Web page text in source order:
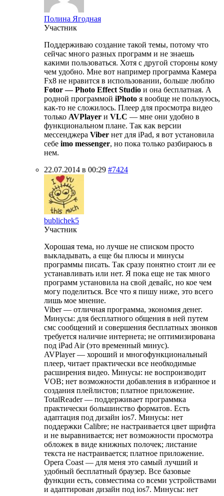
Полина Ягодная
Участник
Поддерживаю создание такой темы, потому что
сейчас много разных программ и не знаешь
какими пользоваться. Хотя с другой стороны кому
чем удобно. Мне вот например программа Камера
Fx8 не нравится в использовании, больше люблю
Fotor — Photo Effect Studio и она бесплатная. А
родной программой iPhoto я вообще не пользуюсь,
как-то не сложилось. Плеер для просмотра видео
только AVPlayer и VLC — мне они удобно в
функциональном плане. Так как версии
мессенджера Viber нет для iPad, я вот установила
себе imo messenger, но пока только разбираюсь в
нем.
22.07.2014 в 00:29 #7424
bublichek5
Участник
Хорошая тема, но лучше не списком просто
выкладывать, а еще бы плюсы и минусы
программы писать. Так сразу понятно стоит ли ее
устанавливать или нет. Я пока еще не так много
программ установила на свой девайс, но кое чем
могу поделиться. Все что я пишу ниже, это всего
лишь мое мнение.
Viber — отличная программа, экономия денег.
Минусы: для бесплатного общения в ней путем
смс сообщений и совершения бесплатных звонков
требуется наличие интернета; не оптимизирована
под iPad Air (это временный минус).
AVPlayer — хороший и многофункциональный
плеер, читает практически все необходимые
расширения видео. Минусы: не воспроизводит
VOB; нет возможности добавления в избранное и
создания плейлистов; платное приложение.
TotalReader — поддерживает программка
практически большинство форматов. Есть
адаптация под дизайн ios7. Минусы: нет
поддержки Calibre; не настраивается цвет шрифта
и не выравнивается; нет возможности просмотра
обложек в виде книжных полочек; листание
текста не настраивается; платное приложение.
Opera Coast — для меня это самый лучший и
удобный бесплатный браузер. Все базовые
функции есть, совместима со всеми устройствами
и адаптирован дизайн под ios7. Минусы: нет